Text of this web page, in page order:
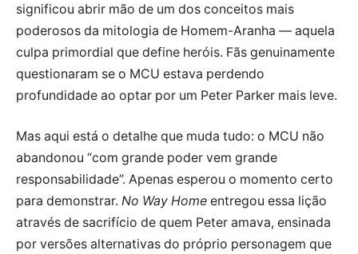
significou abrir mão de um dos conceitos mais
poderosos da mitologia de Homem-Aranha — aquela
culpa primordial que define heróis. Fãs genuinamente
questionaram se o MCU estava perdendo
profundidade ao optar por um Peter Parker mais leve.
Mas aqui está o detalhe que muda tudo: o MCU não
abandonou “com grande poder vem grande
responsabilidade”. Apenas esperou o momento certo
para demonstrar. No Way Home entregou essa lição
através de sacrifício de quem Peter amava, ensinada
por versões alternativas do próprio personagem que